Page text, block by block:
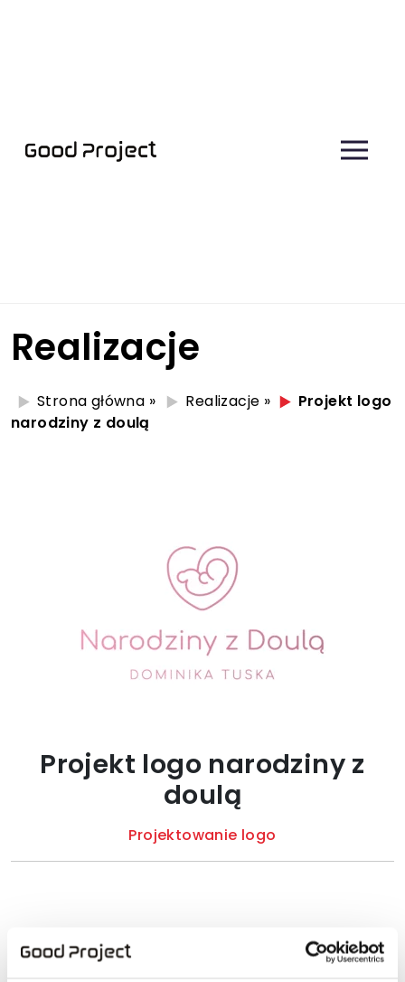
Realizacje
Strona główna » Realizacje »
Projekt logo
narodziny z doulą
Projekt logo narodziny z
doulą
Projektowanie logo